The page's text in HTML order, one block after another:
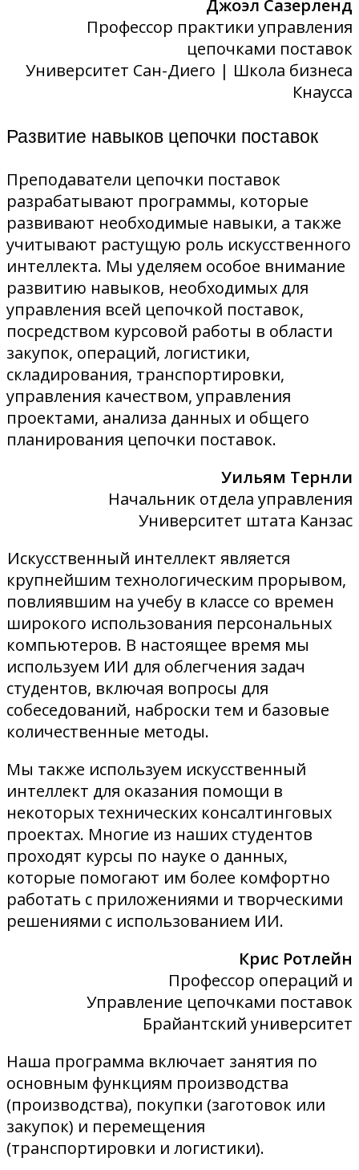
Джоэл Сазерленд
Профессор практики управления
цепочками поставок
Университет Сан-Диего | Школа бизнеса
Кнаусса
Развитие навыков цепочки поставок
Преподаватели цепочки поставок
разрабатывают программы, которые
развивают необходимые навыки, а также
учитывают растущую роль искусственного
интеллекта. Мы уделяем особое внимание
развитию навыков, необходимых для
управления всей цепочкой поставок,
посредством курсовой работы в области
закупок, операций, логистики,
складирования, транспортировки,
управления качеством, управления
проектами, анализа данных и общего
планирования цепочки поставок.
Уильям Тернли
Начальник отдела управления
Университет штата Канзас
Искусственный интеллект является
крупнейшим технологическим прорывом,
повлиявшим на учебу в классе со времен
широкого использования персональных
компьютеров. В настоящее время мы
используем ИИ для облегчения задач
студентов, включая вопросы для
собеседований, наброски тем и базовые
количественные методы.
Мы также используем искусственный
интеллект для оказания помощи в
некоторых технических консалтинговых
проектах. Многие из наших студентов
проходят курсы по науке о данных,
которые помогают им более комфортно
работать с приложениями и творческими
решениями с использованием ИИ.
Крис Ротлейн
Профессор операций и
Управление цепочками поставок
Брайантский университет
Наша программа включает занятия по
основным функциям производства
(производства), покупки (заготовок или
закупок) и перемещения
(транспортировки и логистики).